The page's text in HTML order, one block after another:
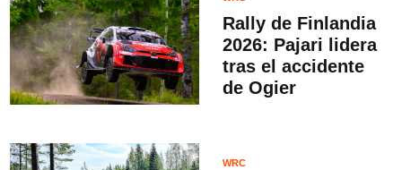
Rally de Finlandia
2026: Pajari lidera
tras el accidente
de Ogier
WRC